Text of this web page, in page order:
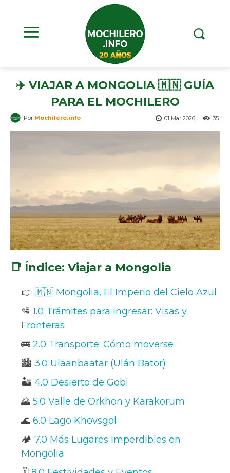
✈️ VIAJAR A MONGOLIA 🇲🇳 GUÍA
PARA EL MOCHILERO
35
01 Mar 2026
Por Mochilero.info
📑 Índice: Viajar a Mongolia
👉 🇲🇳 Mongolia, El Imperio del Cielo Azul
🛂1.0 Trámites para ingresar: Visas y
Fronteras
🚌 2.0 Transporte: Cómo moverse
🏙️ 3.0 Ulaanbaatar (Ulán Bator)
🏜️ 4.0 Desierto de Gobi
🌄 5.0 Valle de Orkhon y Karakorum
🌊 6.0 Lago Khövsgöl
🏕️ 7.0 Más Lugares Imperdibles en
Mongolia